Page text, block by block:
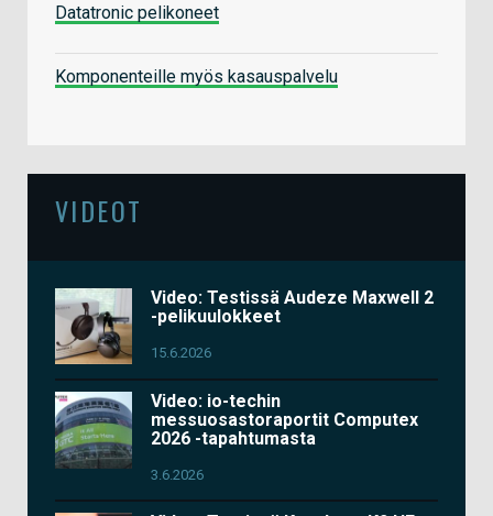
Datatronic pelikoneet
Komponenteille myös kasauspalvelu
VIDEOT
Video: Testissä Audeze Maxwell 2
-pelikuulokkeet
15.6.2026
Video: io-techin
messuosastoraportit Computex
2026 -tapahtumasta
3.6.2026